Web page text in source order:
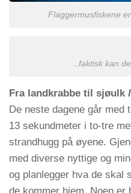
Flaggermusfiskene
..faktisk kan
Fra landkrabbe til sjøulk
De neste dagene går
13 sekundmeter i to-tre
strandhugg på øyene.
med diverse nyttige og
og planlegger hva de skal